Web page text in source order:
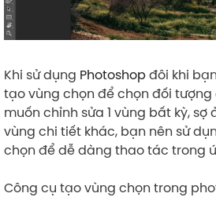
Khi sử dụng Photoshop đôi khi
tạo vùng chọn để chọn đối tượng
muốn chỉnh sửa 1 vùng bất kỳ,
vùng chi tiết khác, bạn nên sử
chọn để dễ dàng thao tác trong
Công cụ tạo vùng chọn trong